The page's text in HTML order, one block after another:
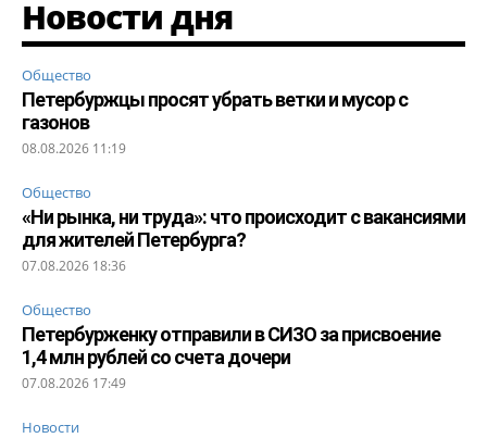
Новости дня
Общество
Петербуржцы просят убрать ветки и мусор с
газонов
08.08.2026 11:19
Общество
«Ни рынка, ни труда»: что происходит с вакансиями
для жителей Петербурга?
07.08.2026 18:36
Общество
Петербурженку отправили в СИЗО за присвоение
1,4 млн рублей со счета дочери
07.08.2026 17:49
Новости